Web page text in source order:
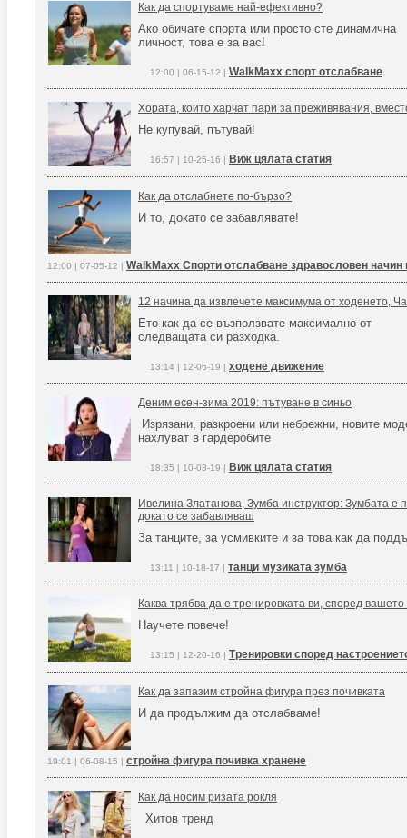
Как да спортуваме най-ефективно?
Ако обичате спорта или просто сте динамична
личност, това е за вас!
12:00 | 06-15-12 | WalkMaxx спорт отслабване
Хората, които харчат пари за преживявания,
Не купувай, пътувай!
16:57 | 10-25-16 | Виж цялата статия
Как да отслабнете по-бързо?
И то, докато се забавлявате!
12:00 | 07-05-12 | WalkMaxx Спорти отслабване здравословен начин
12 начина да извлечете максимума от ходенето,
Ето как да се възползвате максимално от
следващата си разходка.
13:14 | 12-06-19 | ходене движение
Деним есен-зима 2019: пътуване в синьо
Изрязани, разкроени или небрежни, новите
нахлуват в гардеробите
18:35 | 10-03-19 | Виж цялата статия
Ивелина Златанова, Зумба инструктор: Зумбата е
докато се забавляваш
За танците, за усмивките и за това как да
13:11 | 10-18-17 | танци музиката зумба
Каква трябва да е тренировката ви, според
Научете повече!
13:15 | 12-20-16 | Тренировки според
Как да запазим стройна фигура през почивката
И да продължим да отслабваме!
19:01 | 06-08-15 | стройна фигура почивка хранене
Как да носим ризата рокля
Хитов тренд